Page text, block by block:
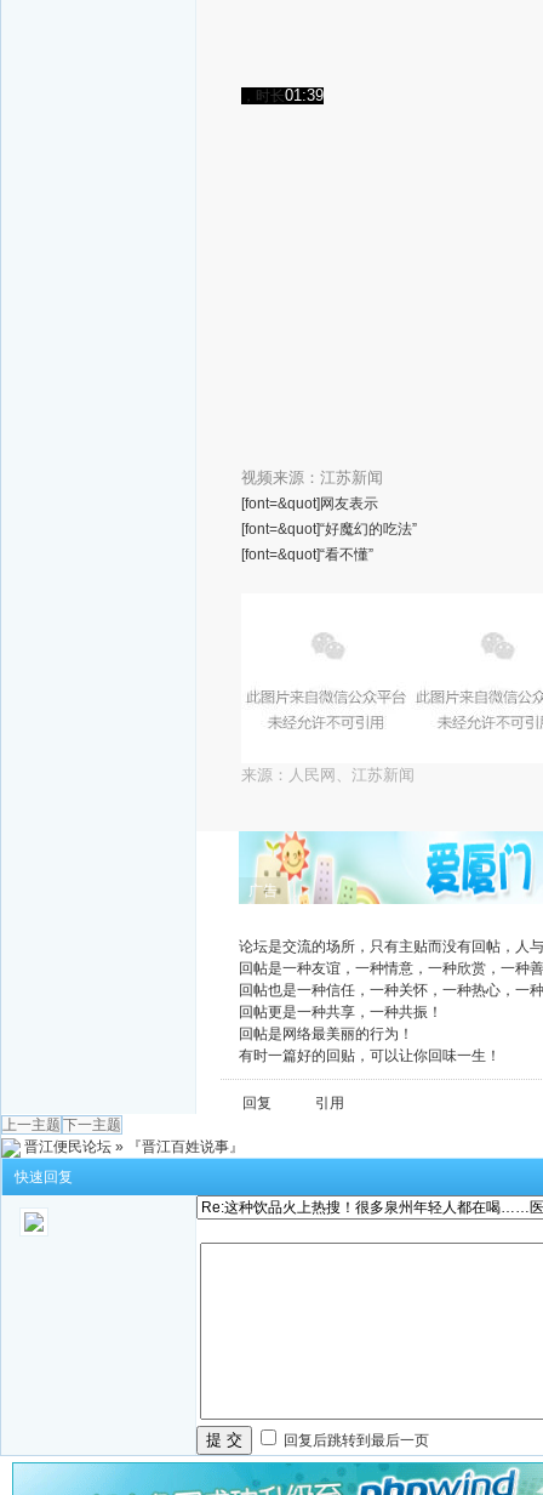
，时长01:39
视频来源：江苏新闻
[font=&quot]网友表示
[font=&quot]“好魔幻的吃法”
[font=&quot]“看不懂”
来源：人民网、江苏新闻
广告
论坛是交流的场所，只有主贴而没有回帖，人
回帖是一种友谊，一种情意，一种欣赏，一种
回帖也是一种信任，一种关怀，一种热心，一
回帖更是一种共享，一种共振！
回帖是网络最美丽的行为！
有时一篇好的回贴，可以让你回味一生！
回复
引用
上一主题 下一主题
晋江便民论坛 »
『晋江百姓说事』
快速回复
提 交 回复后跳转到最后一页